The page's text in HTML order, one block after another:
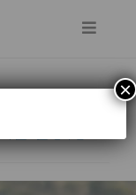
2015
×